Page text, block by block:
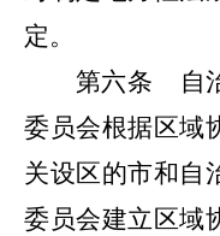
定。
第六条
自
委员会根据区域
关设区的市和自
委员会建立区域